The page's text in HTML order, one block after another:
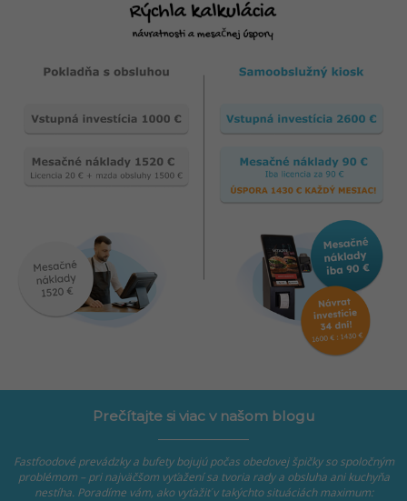
Prečítajte si viac v našom blogu
Fastfoodové prevádzky a bufety bojujú počas obedovej špičky so spoločným
problémom – pri najväčšom vyťažení sa tvoria rady a obsluha ani kuchyňa
nestíha. Poradíme vám, ako vyťažiť v takýchto situáciách maximum: